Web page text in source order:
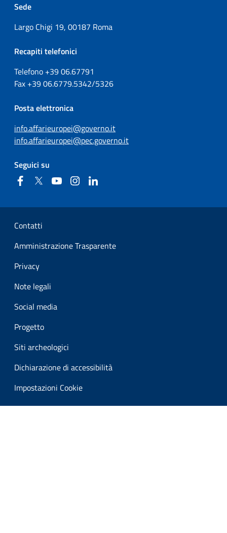
Sede
Largo Chigi 19, 00187 Roma
Recapiti telefonici
Telefono +3906.67791
Fax +3906.6779.5342/5326
Posta elettronica
info.affarieuropei@governo.it
info.affarieuropei@pec.governo.it
Seguici su
FacebookTwitter YouTubeInstagram
Sezione Link Utili
Contatti
Amministrazione Trasparente
Privacy
Note legali
Social media
Progetto
Siti archeologici
Dichiarazione di accessibilità
Impostazioni Cookie